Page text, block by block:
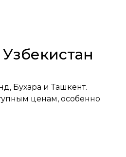
Бухара и Ташкент.
ценам, особенно